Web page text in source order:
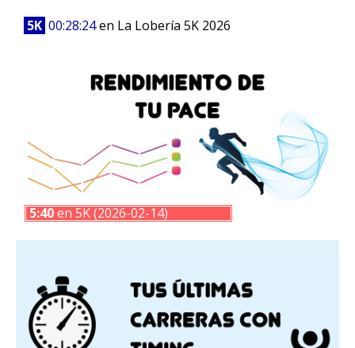
5K 00:28:24en La Lobería 5K 2026
5:40en 5K (2026-02-14)